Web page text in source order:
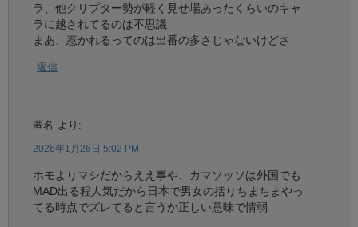
ラ、他クリプター勢が軽く見せ場あったくらいのキャ
ラに越されてるのは不思議
まあ、惹かれるってのは出番の多さじゃないけどさ
返信
匿名 より:
2026年1月26日 5:02 PM
ホモよりマシだからええ事や、カマソッソは外国でも
MAD出る程人気だから日本で男女の括りちまちまやっ
てる時点でズレてると言うか正しい意味で情弱